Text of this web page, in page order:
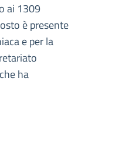
ai 1309
è presente
e per la
ha